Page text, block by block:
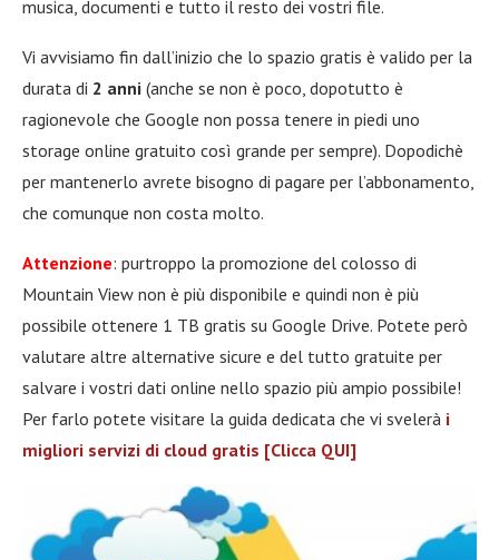
musica, documenti e tutto il resto dei vostri file.
Vi avvisiamo fin dall’inizio che lo spazio gratis è valido per la
durata di 2 anni (anche se non è poco, dopotutto è
ragionevole che Google non possa tenere in piedi uno
storage online gratuito così grande per sempre). Dopodichè
per mantenerlo avrete bisogno di pagare per l’abbonamento,
che comunque non costa molto.
Attenzione: purtroppo la promozione del colosso di
Mountain View non è più disponibile e quindi non è più
possibile ottenere 1 TB gratis su Google Drive. Potete però
valutare altre alternative sicure e del tutto gratuite per
salvare i vostri dati online nello spazio più ampio possibile!
Per farlo potete visitare la guida dedicata che vi svelerà i
migliori servizi di cloud gratis [Clicca QUI]